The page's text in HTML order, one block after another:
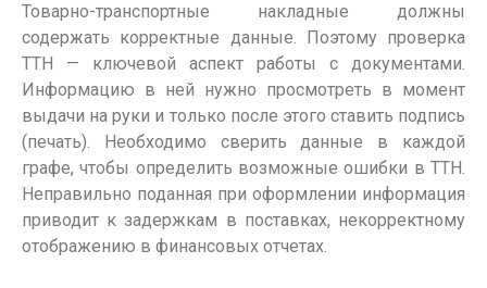
Товарно-транспортные накладные должны
содержать корректные данные. Поэтому проверка
ТТН
— ключевой аспект работы с документами.
Информацию в ней нужно просмотреть в момент
выдачи на руки и только после этого ставить подпись
(печать). Необходимо сверить данные в каждой
графе, чтобы определить возможные ошибки в ТТН.
Неправильно поданная при оформлении информация
приводит к задержкам в поставках, некорректному
отображению в финансовых отчетах.